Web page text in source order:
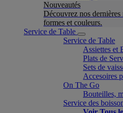
Nouveautés
Découvrez nos dernières
formes et couleurs.
Service de Table
Service de Table
Assiettes et
Plats de
Sets de
Accesoires
On The Go
Bouteilles,
Service des